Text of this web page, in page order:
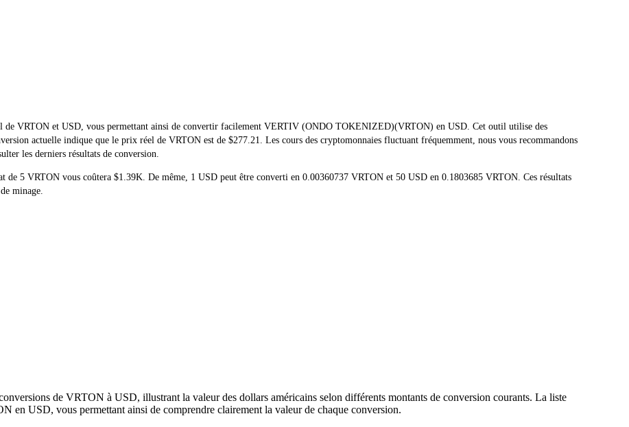
de VRTON et USD, vous permettant ainsi de convertir facilement VERTIV (ONDO TOKENIZED)(VRTON) en USD. Cet outil utilise des
actuelle indique que le prix réel de VRTON est de $277.21. Les cours des cryptomonnaies fluctuant fréquemment, nous vous recommandons
les derniers résultats de conversion.
5 VRTON vous coûtera $1.39K. De même, 1 USD peut être converti en 0.00360737 VRTON et 50 USD en 0.1803685 VRTON. Ces résultats
minage.
de VRTON à USD, illustrant la valeur des dollars américains selon différents montants de conversion courants. La liste
en USD, vous permettant ainsi de comprendre clairement la valeur de chaque conversion.